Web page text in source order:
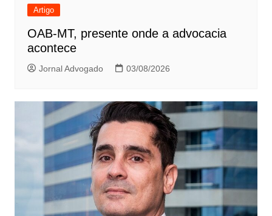
Artigo
OAB-MT, presente onde a advocacia
acontece
Jornal Advogado 03/08/2026